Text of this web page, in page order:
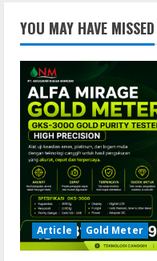
YOU MAY HAVE MISSED
Article Gold Meter